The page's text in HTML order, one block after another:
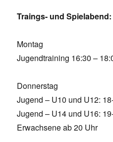
Traings- und Spielabend:
Montag
Jugendtraining 16:30 –
Donnerstag
Jugend – U10 und U12:
Jugend – U14 und U16:
Erwachsene ab 20 Uhr